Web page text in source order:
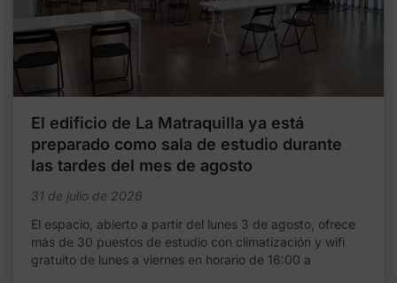
El edificio de La Matraquilla ya está
preparado como sala de estudio durante
las tardes del mes de agosto
31 de julio de 2026
El espacio, abierto a partir del lunes 3 de agosto, ofrece
más de 30 puestos de estudio con climatización y wifi
gratuito de lunes a viernes en horario de 16:00 a